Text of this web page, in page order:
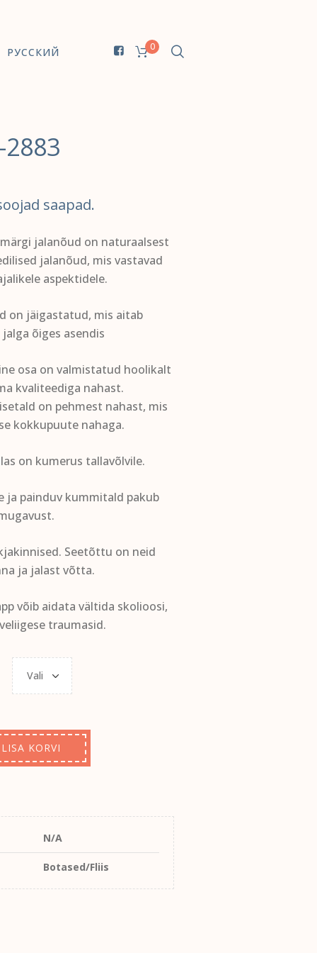
0
РУССКИЙ
2883
saapad.
jalanõud on naturaalsest
jalanõud, mis vastavad
aspektidele.
on jäigastatud, mis aitab
õiges asendis
osa on valmistatud hoolikalt
kvaliteediga nahast.
on pehmest nahast, mis
kokkupuute nahaga.
on kumerus tallavõlvile.
ja painduv kummitald pakub
Seetõttu on neid
ja jalast võtta.
võib aidata vältida skolioosi,
traumasid.
LISA KORVI
N/A
Botased/Fliis